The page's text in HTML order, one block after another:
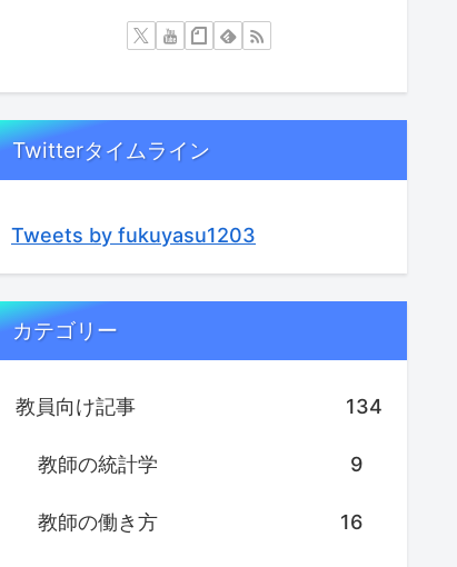
Twitterタイムライン
Tweets by fukuyasu1203
カテゴリー
教員向け記事 134
教師の統計学 9
教師の働き方 16